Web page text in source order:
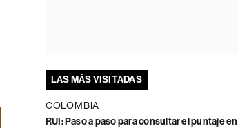
LAS MÁS VISITADAS
COLOMBIA
RUI: Paso a paso para consultar el puntaje en